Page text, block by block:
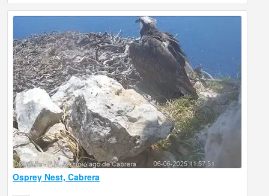
Osprey Nest, Cabrera